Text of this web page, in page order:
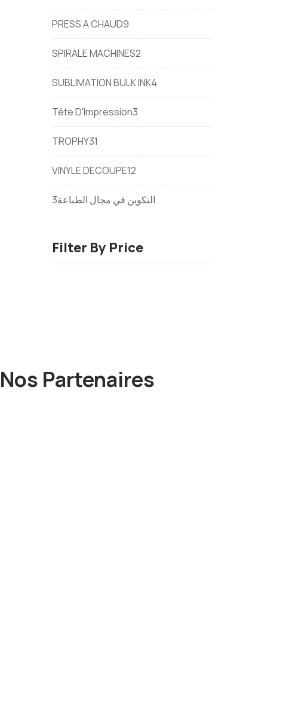
PRESS A CHAUD9
SPIRALE MACHINES2
SUBLIMATION BULK INK4
Tête D'Impression3
TROPHY31
VINYLE DECOUPE12
التكوين في مجال الطباعة3
Filter By Price
Nos Partenaires